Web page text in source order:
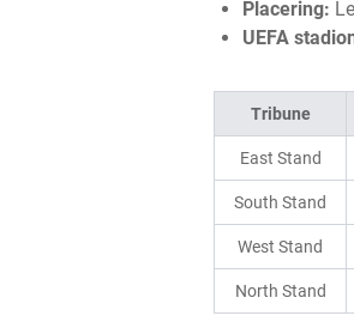
Placering:
UEFA
Tribune
East Stand
South Stand
West Stand
North Stand